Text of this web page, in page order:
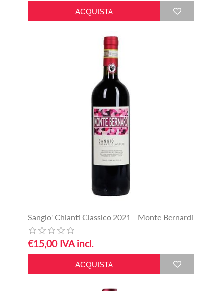
Sangio' Chianti Classico 2021 - Monte Bernardi
€15,00 IVA incl.